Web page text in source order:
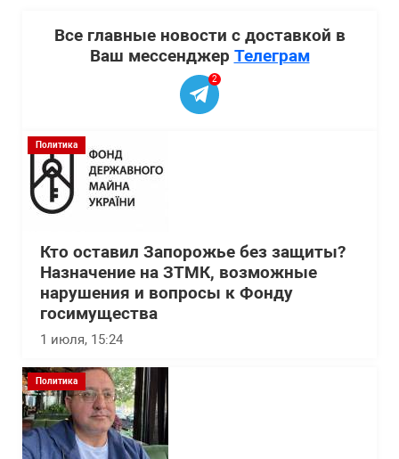
Все главные новости с доставкой в
Ваш мессенджер Телеграм
2
Политика
Кто оставил Запорожье без защиты?
Назначение на ЗТМК, возможные
нарушения и вопросы к Фонду
госимущества
1 июля, 15:24
Политика